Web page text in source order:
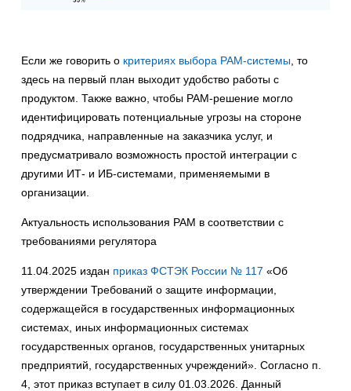
Если же говорить о критериях выбора PAM-системы , то
здесь на первый план выходит удобство работы с
продуктом. Также важно, чтобы PAM-решение могло
идентифицировать потенциальные угрозы на стороне
подрядчика, направленные на заказчика услуг, и
предусматривало возможность простой интеграции с
другими ИТ- и ИБ-системами, применяемыми в
организации.
Актуальность использования PAM в соответствии с
требованиями регулятора
11.04.2025 издан приказ ФСТЭК России № 117 «Об
утверждении Требований о защите информации,
содержащейся в государственных информационных
системах, иных информационных системах
государственных органов, государственных унитарных
предприятий, государственных учреждений». Согласно п.
4, этот приказ вступает в силу 01.03.2026. Данный